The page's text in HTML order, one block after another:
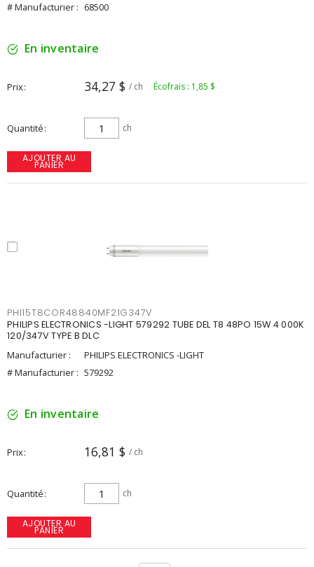
# Manufacturier : 68500
En inventaire
Prix 34,27 $ / ch Écofrais : 1,85 $
Quantité ch
AJOUTER AU
PANIER
PHI15T8COR48840MF21G347V
PHILIPS ELECTRONICS -LIGHT 579292 TUBE DEL T8 48PO 15W 4 000K
120/347V TYPE B DLC
Manufacturier :
PHILIPS ELECTRONICS -LIGHT
# Manufacturier : 579292
En inventaire
Prix 16,81 $ / ch
Quantité ch
AJOUTER AU
PANIER